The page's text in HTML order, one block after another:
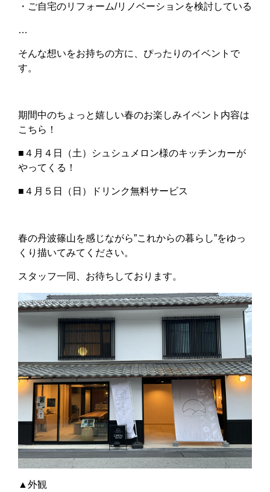
・ご自宅のリフォーム/リノベーションを検討している
…
そんな想いをお持ちの方に、ぴったりのイベントで
す。
期間中のちょっと嬉しい春のお楽しみイベント内容は
こちら！
■４月４日（土）シュシュメロン様のキッチンカーが
やってくる！
■４月５日（日）ドリンク無料サービス
春の丹波篠山を感じながら”これからの暮らし”をゆっ
くり描いてみてください。
スタッフ一同、お待ちしております。
▲外観